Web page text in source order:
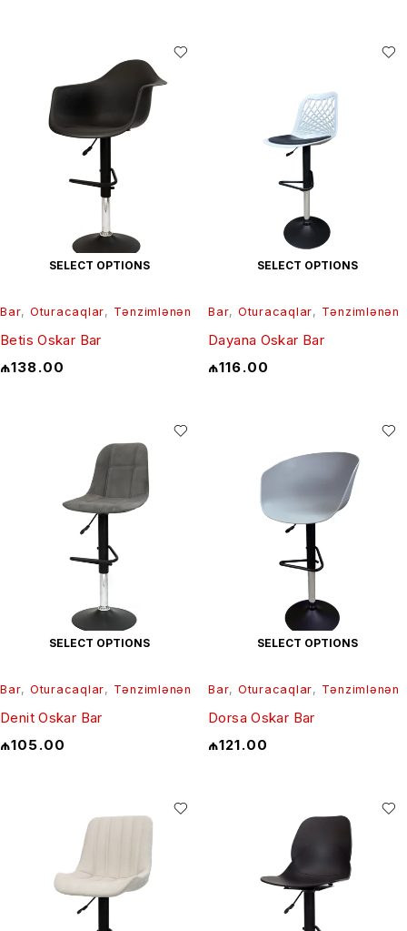
SELECT OPTIONS
Bar, Oturacaqlar, Tənzimlənən
Betis Oskar Bar
₼138.00
SELECT OPTIONS
Bar, Oturacaqlar, Tənzimlənən
Dayana Oskar Bar
₼116.00
SELECT OPTIONS
Bar, Oturacaqlar, Tənzimlənən
Denit Oskar Bar
₼105.00
SELECT OPTIONS
Bar, Oturacaqlar, Tənzimlənən
Dorsa Oskar Bar
₼121.00